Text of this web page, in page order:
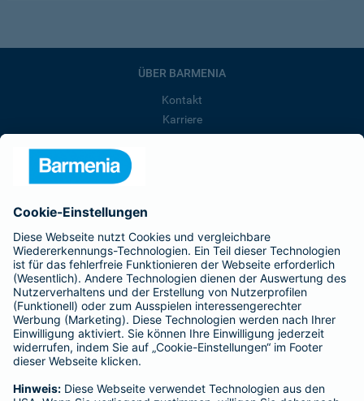
ÜBER BARMENIA
Kontakt
Karriere
Barmenia ist Teil der BarmeniaGothaer
BELIEBTE SEITEN
Kranken-Zusatzversicherung
Tierversicherungen
Haftpflichtversicherung
Hausratversicherung